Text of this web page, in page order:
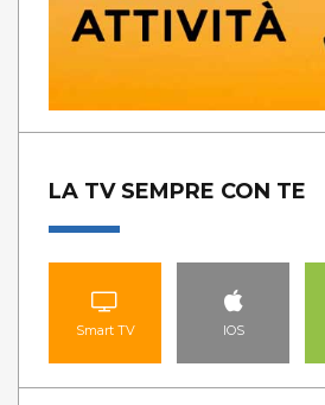
LA TV SEMPRE CON TE
Smart TV IOS